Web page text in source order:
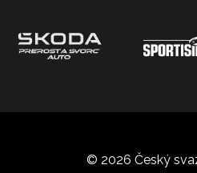
© 2026 Český